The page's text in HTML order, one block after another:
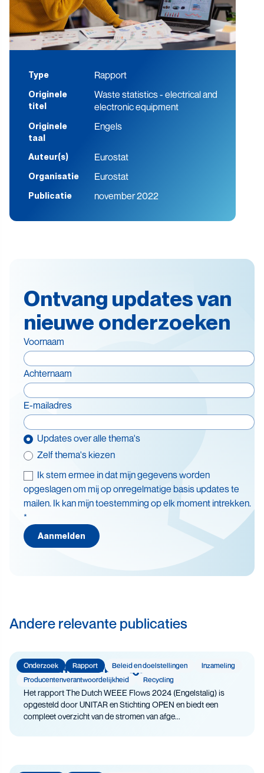
Type Rapport
Originele
titel
Waste statistics - electrical and
electronic equipment
Originele
taal
Engels
Auteur(s) Eurostat
Organisatie Eurostat
Publicatie november 2022
Ontvang updates van
nieuwe onderzoeken
Voornaam
Achternaam
E-mailadres
Updates over alle thema's
Zelf thema's kiezen
Thema's
Batterijen
Circulaire economie
Ik stem ermee in dat mijn gegevens worden
opgeslagen om mij op onregelmatige basis updates te
mailen. Ik kan mijn toestemming op elk moment intrekken.
*
Aanmelden
Andere relevante publicaties
Onderzoek Rapport Beleid en doelstellingen
Inzameling
Producenten­­­­verantwoor­delijk­heid
Recycling
The Dutch WEEE Flows
Het rapport The Dutch WEEE Flows 2024 (Engelstalig) is
opgesteld door UNITAR en Stichting OPEN en biedt een
compleet overzicht van de stromen van afge...